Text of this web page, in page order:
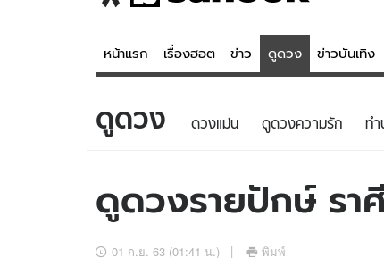
หน้าแรก เรื่องฮอต ข่าว ดูดวง ข่าวบันเทิง
ข่าว
ข่าวบันเทิง
ดูดวง -
สถิติหวย
ดูดวง ดวงแม่น ดูดวงความรัก ทํา
ดูดวงรายปักษ์ รา
01 ก.ย. 63 (01:41 น.) พิมพ์